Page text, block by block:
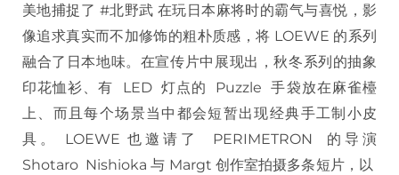
美地捕捉了 #北野武 在玩日本麻将时的霸气与喜悦，影
像追求真实而不加修饰的粗朴质感，将 LOEWE 的系列
融合了日本地味。在宣传片中展现出，秋冬系列的抽象
印花恤衫、有 LED 灯点的 Puzzle 手袋放在麻雀檯
上、而且每个场景当中都会短暂出现经典手工制小皮
具。 LOEWE 也邀请了 PERIMETRON 的导演
Shotaro Nishioka 与 Margt 创作室拍摄多条短片，以